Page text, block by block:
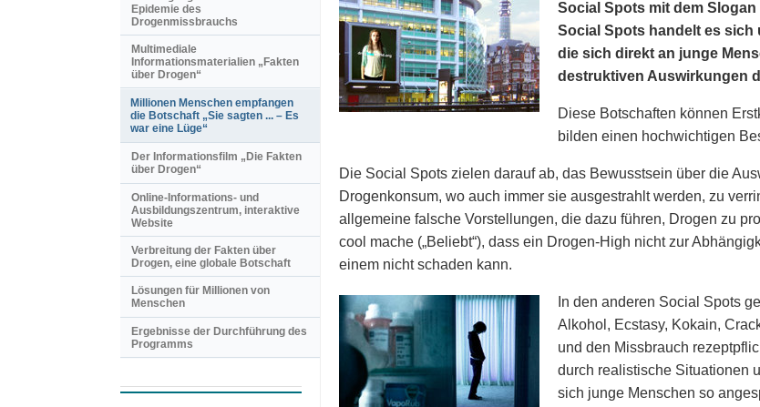
Social Spots mit dem Slogan
Social Spots handelt es sich
die sich direkt an junge
destruktiven Auswirkungen
Diese Botschaften können
bilden einen hochwichtigen
Die Social Spots zielen darauf ab, das Bewusstsein über die
Drogenkonsum, wo auch immer sie ausgestrahlt werden, zu
allgemeine falsche Vorstellungen, die dazu führen, Drogen zu
cool mache („Beliebt“), dass ein Drogen-High nicht zur
einem nicht schaden kann.
In den anderen Social Spots
Alkohol, Ecstasy, Kokain,
und den Missbrauch
durch realistische Situationen
sich junge Menschen so
Epidemie des
Drogenmissbrauchs
Multimediale
Informationsmaterialien „Fakten
über Drogen“
Millionen Menschen empfangen
die Botschaft „Sie sagten ... – Es
war eine Lüge“
Der Informationsfilm „Die Fakten
über Drogen“
Online-Informations- und
Ausbildungszentrum, interaktive
Website
Verbreitung der Fakten über
Drogen, eine globale Botschaft
Lösungen für Millionen von
Menschen
Ergebnisse der Durchführung des
Programms